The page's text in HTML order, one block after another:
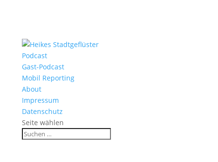
Podcast
Gast-Podcast
Mobil Reporting
About
Impressum
Datenschutz
Seite wählen